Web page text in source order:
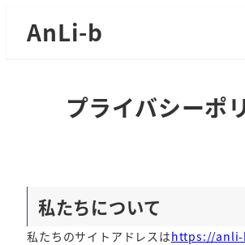
AnLi-b
プライバシーポ
私たちについて
私たちのサイトアドレスはhttps://